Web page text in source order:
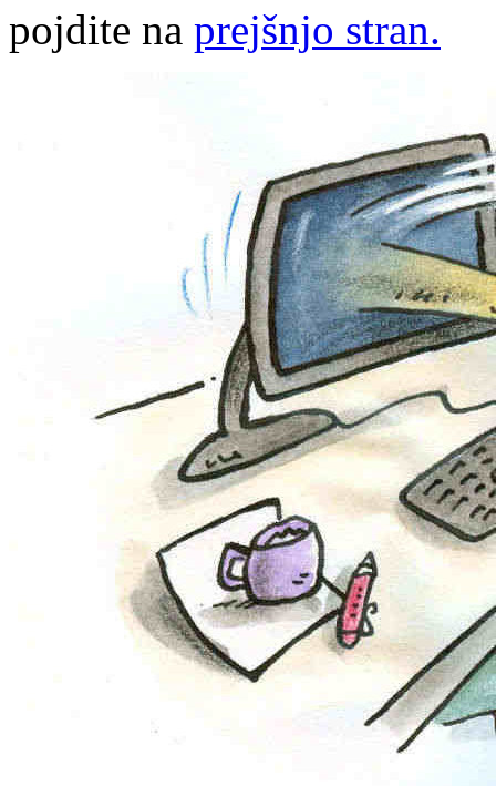
pojdite na prejšnjo stran.